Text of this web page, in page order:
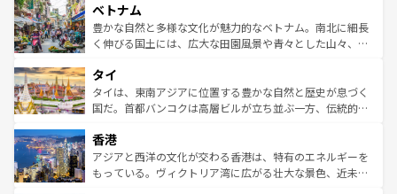
参照してほしい。
容にもいいと評判のスイーツなど、バラエティ豊かな料理
が味わえる。 なお、新着の台湾情報は コンテンツ一覧を参
照してほしい。
き、地方に足を延ばせば四季折々の自然美を楽しむことが
できる。そして、キムチや焼肉、絶品のストリートフード
まで、さまざまな韓国料理が待っている。夜には、韓国な
リティに包まれながら、韓国の多彩な魅力を心ゆくまで味
わってみてほしい。 なお、新着の韓国情報はコンテンツ一
覧を参照してほしい。
ベトナム
豊かな自然と多様な文化が魅力的なベトナム。南北に細長
く伸びる国土には、広大な田園風景や青々とした山々、世
急速な発展と共に伝統が息づく。ハノイの古い町並みやホ
ーチミン市のフランス統治時代の建物も、独特の雰囲気を
醸し出している。また、バラエティの豊かさとおいしさで
とつ。フォーやバインミー、ベトナムコーヒーなどは、ぜ
ひ現地で味わいたい。どの地域を訪れてもあたたかい人々
が旅行者を迎えてくれるので、きっと忘れられない旅にな
タイ
タイは、東南アジアに位置する豊かな自然と歴史が息づく
国だ。首都バンコクは高層ビルが立ち並ぶ一方、伝統的な
の活気が交差している。北部ではチェンマイなどの山岳地
帯で自然と触れ合い、南部ではプーケットやクラビの美し
いビーチでリゾート気分を楽しむことができる。タイ料理
香港
アジアと西洋の文化が交わる香港は、特有のエネルギーを
もっている。ヴィクトリア湾に広がる壮大な景色、近未来